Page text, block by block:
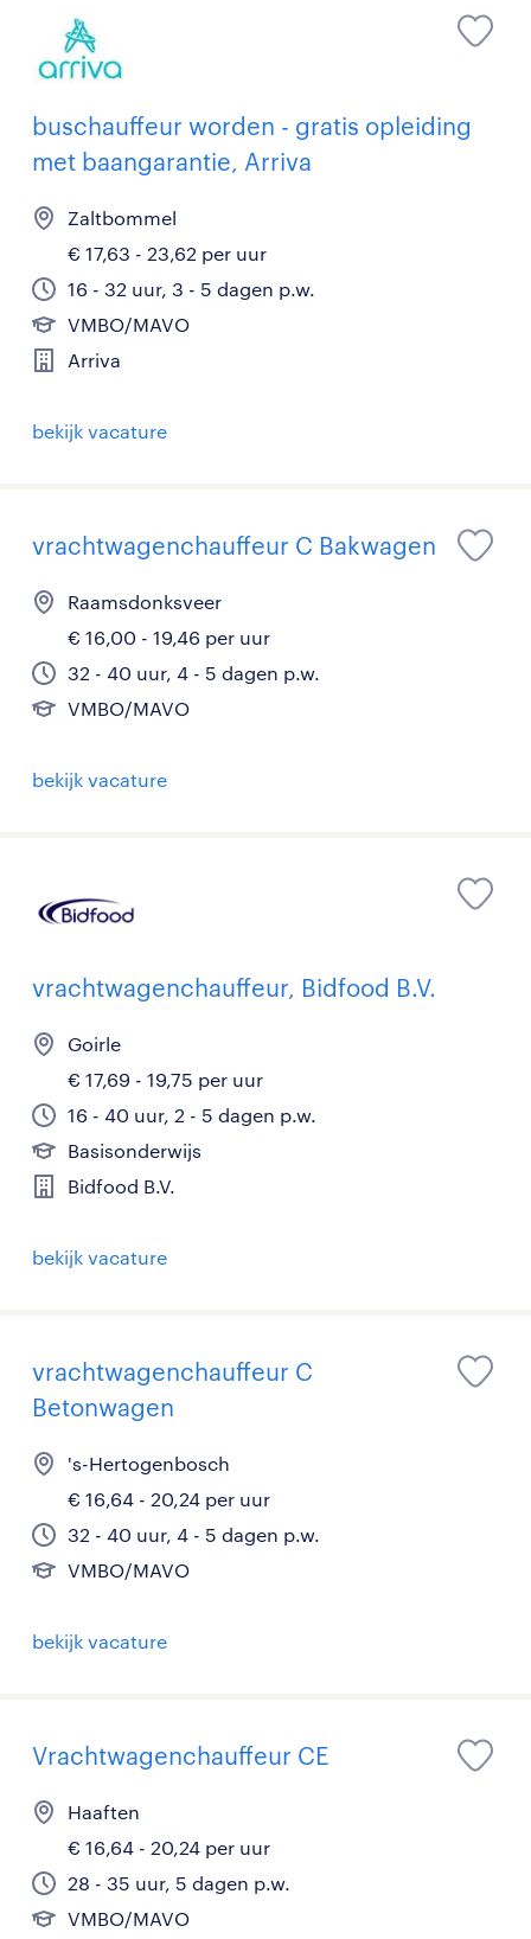
buschauffeur worden - gratis opleiding
met baangarantie, Arriva
Zaltbommel
€ 17,63 - 23,62 per uur
16 - 32 uur, 3 - 5 dagen p.w.
VMBO/MAVO
Arriva
bekijk vacature
vrachtwagenchauffeur C Bakwagen
Raamsdonksveer
€ 16,00 - 19,46 per uur
32 - 40 uur, 4 - 5 dagen p.w.
VMBO/MAVO
bekijk vacature
vrachtwagenchauffeur, Bidfood B.V.
Goirle
€ 17,69 - 19,75 per uur
16 - 40 uur, 2 - 5 dagen p.w.
Basisonderwijs
Bidfood B.V.
bekijk vacature
vrachtwagenchauffeur C
Betonwagen
's-Hertogenbosch
€ 16,64 - 20,24 per uur
32 - 40 uur, 4 - 5 dagen p.w.
VMBO/MAVO
bekijk vacature
Vrachtwagenchauffeur CE
Haaften
€ 16,64 - 20,24 per uur
28 - 35 uur, 5 dagen p.w.
VMBO/MAVO